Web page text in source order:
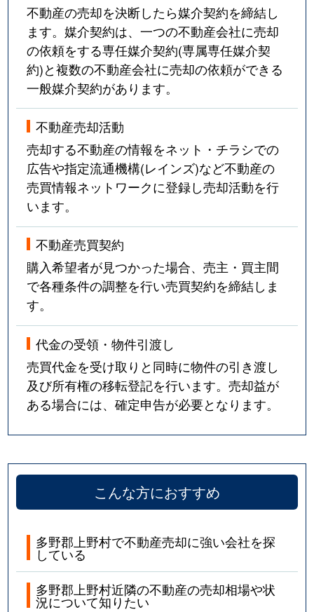
不動産の売却を決断したら媒介契約を締結し
ます。媒介契約は、一つの不動産会社に売却
の依頼をする専任媒介契約(専属専任媒介契
約)と複数の不動産会社に売却の依頼ができる
一般媒介契約があります。
不動産売却活動
売却する不動産の情報をネット・チラシでの
広告や指定流通機構(レインズ)など不動産の
売買情報ネットワークに登録し売却活動を行
います。
不動産売買契約
購入希望者が見つかった場合、売主・買主間
で各種条件の調整を行い売買契約を締結しま
す。
代金の受領・物件引渡し
売買代金を受け取りと同時に物件の引き渡し
及び所有権の移転登記を行います。売却益が
ある場合には、確定申告が必要となります。
こんな方におすすめ
多野郡上野村で不動産売却に強い会社を探
している
多野郡上野村近隣の不動産の売却相場や状
況について知りたい